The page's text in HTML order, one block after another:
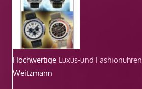
Hochwertige Luxus-und Fashionuhren
Weitzmann